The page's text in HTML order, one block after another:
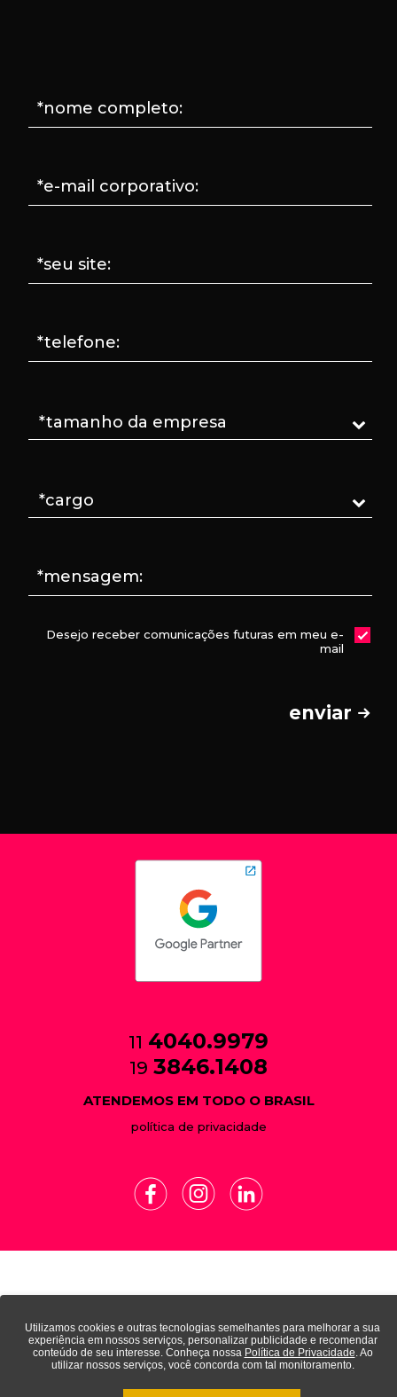
*nome completo:
*e-mail corporativo:
*seu site:
*telefone:
*mensagem:
Desejo receber comunicações futuras em meu e-
mail
enviar
11 4040.9979
19 3846.1408
ATENDEMOS EM TODO O BRASIL
política de privacidade
Utilizamos cookies e outras tecnologias semelhantes para melhorar a sua
experiência em nossos serviços, personalizar publicidade e recomendar
conteúdo de seu interesse. Conheça nossa Política de Privacidade. Ao
utilizar nossos serviços, você concorda com tal monitoramento.